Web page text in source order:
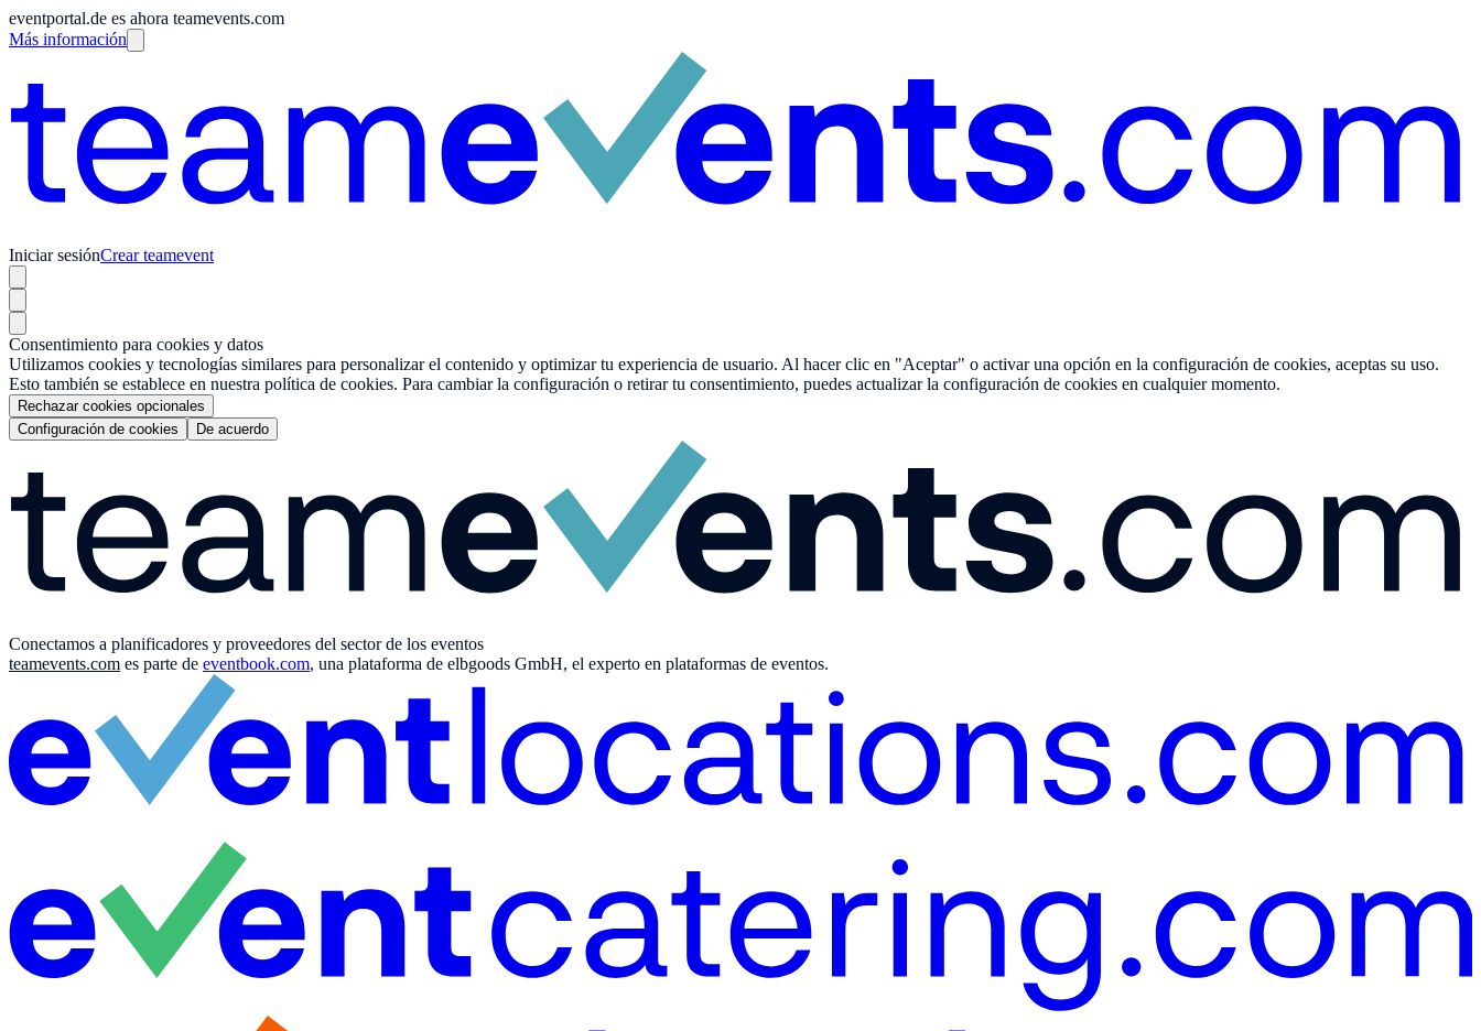
eventportal.de es ahora teamevents.com
Más información
Iniciar sesiónCrear teamevent
Consentimiento para cookies y datos
Utilizamos cookies y tecnologías similares para personalizar el contenido y optimizar tu experiencia de usuario. Al hacer clic en "Aceptar" o activar una opción en la configuración de cookies, aceptas su uso.
Esto también se establece en nuestra política de cookies. Para cambiar la configuración o retirar tu consentimiento, puedes actualizar la configuración de cookies en cualquier momento.
Rechazar cookies opcionales
Configuración de cookies
De acuerdo
Conectamos a planificadores y proveedores del sector de los eventos
teamevents.com es parte de eventbook.com, una plataforma de elbgoods GmbH, el experto en plataformas de eventos.